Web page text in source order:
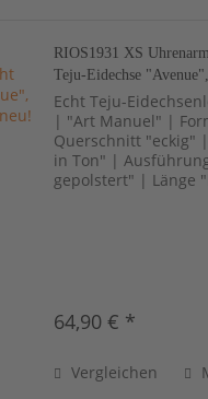
RIOS1931 XS
Teju-Eidechse
Farben, neu!
Echt Teju-
| "Art Manuel" |
Querschnitt "eckig"
in Ton" |
gepolstert" | Länge
64,90 € *
Vergleichen